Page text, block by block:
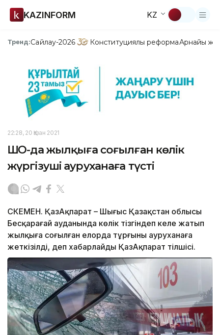
KAZINFORM KZ
Тренд:Сайлау-2026 Конституциялық реформаАрнайы
22:28, 20 Қазан 2021
ШҚО-да жылқыға соғылған көлік
жүргізуші ауруханаға түсті
ӨСКЕМЕН. ҚазАқпарат – Шығыс Қазақстан облысы
Бесқарағай ауданында көлік тізгіндеп келе жатып
жылқыға соғылған елорда тұрғыны ауруханаға
жеткізілді, деп хабарлайды ҚазАқпарат тілшісі.